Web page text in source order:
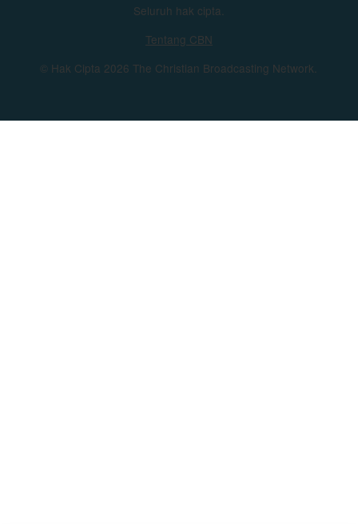
Seluruh hak cipta.
Tentang CBN
© Hak Cipta 2026 The Christian Broadcasting Network.